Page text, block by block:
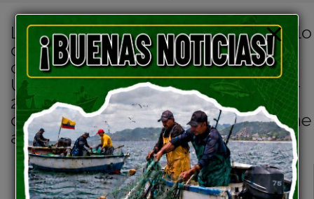
La Secretaría de Gestión y Desarrollo
de Pueblos y Nacionalidades en
cumplimiento Disposición General
Única del ACUERDO Nro. SNP-SNP-
2022-0009-A para el cumplimiento
del Plan Nacional de Desarrollo tiene
a su cargo: